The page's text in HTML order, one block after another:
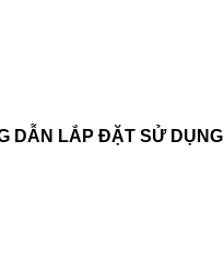
DẪN LẮP ĐẶT SỬ DỤNG